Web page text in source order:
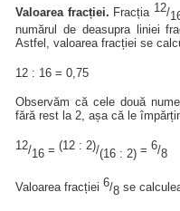
Valoarea fracției. Fracția 12/
numărul de deasupra liniei
Astfel, valoarea fracției se
12 : 16 = 0,75
Observăm că cele două
fără rest la 2, așa că le
12/16 =(12 : 2)/(16 : 2) =6/8
Valoarea fracției6/8 se